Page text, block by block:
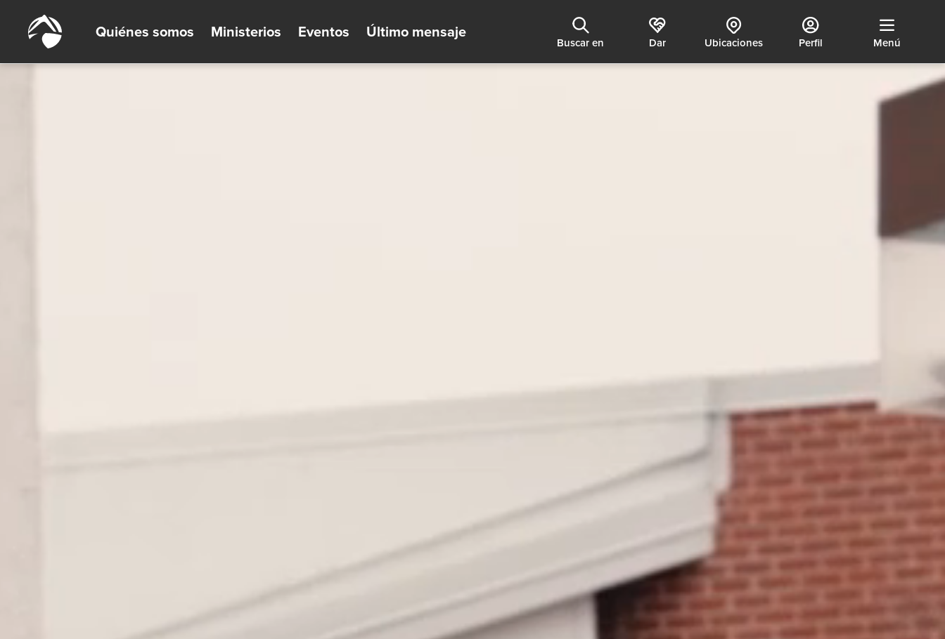
Quiénes somos Ministerios Eventos Último mensaje
Menú
Perfil
Ubicaciones
Dar
Buscar en